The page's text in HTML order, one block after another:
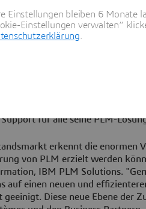
von mehreren
und Dassault Systèmes weiter
zu maximieren. Dies wird
einsetzen, dazu verhelfen,
zu entwickeln. Zudem soll sich
von IBM und Dassault
die Vertragsbeziehung
IBM wird hier auch
für alle seine PLM-
erkennt die enormen
von PLM erzielt werden
IBM PLM Solutions.
auf einen neuen und
geeinigt. Diese neue Ebene der
Einstellungen bleiben 6 Monate
Einstellungen verwalten“